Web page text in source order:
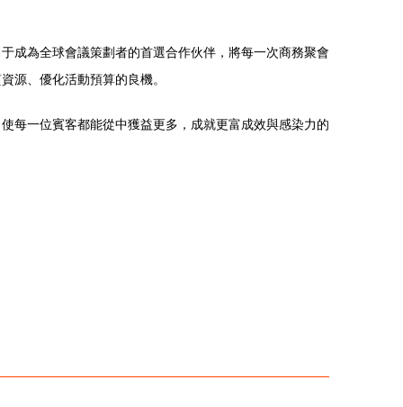
成為全球會議策劃者的首選合作伙伴，將每一次商務聚會
源、優化活動預算的良機。
每一位賓客都能從中獲益更多，成就更富成效與感染力的